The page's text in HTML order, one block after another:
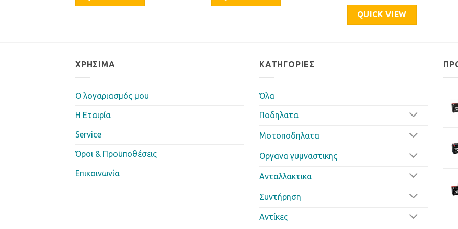
QUICK VIEW
ΧΡΉΣΙΜΑ
Ο λογαριασμός μου
Η Eταιρία
Service
Όροι & Προϋποθέσεις
Επικοινωνία
ΚΑΤΗΓΟΡΊΕΣ
Όλα
Ποδηλατα
Μοτοποδηλατα
Οργανα γυμναστικης
Ανταλλακτικα
Συντήρηση
Αντίκες